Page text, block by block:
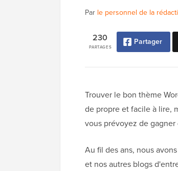
Par le personnel de la
PARTAGES
230 Partager
Trouver le bon thème
de propre et facile à lire,
vous prévoyez de
Au fil des ans, nous
et nos autres blogs